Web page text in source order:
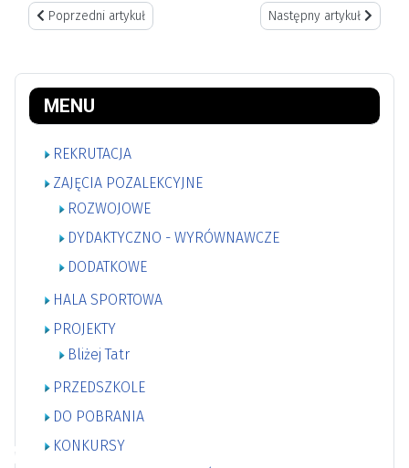
Poprzedni artykuł: Wzór deklaracji
Poprzedni artykuł Następny artykuł:
Następny artykuł
MENU
REKRUTACJA
ZAJĘCIA POZALEKCYJNE
ROZWOJOWE
DYDAKTYCZNO - WYRÓWNAWCZE
DODATKOWE
HALA SPORTOWA
PROJEKTY
Bliżej Tatr
PRZEDSZKOLE
DO POBRANIA
KONKURSY